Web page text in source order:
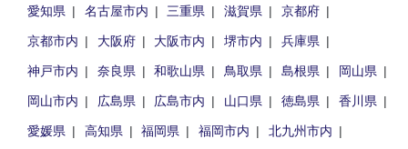
愛知県
名古屋市内 三重県 滋賀県
京都府
京都市内
大阪府 大阪市内 堺市内
兵庫県
神戸市内
奈良県 和歌山県 鳥取県 島根県
岡山県
岡山市内
広島県 広島市内 山口県 徳島県
香川県
愛媛県
高知県 福岡県 福岡市内
北九州市内